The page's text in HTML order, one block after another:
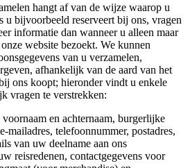
hangt af van de wijze waarop u
u bijvoorbeeld reserveert bij ons, vragen
informatie dan wanneer u alleen maar
website bezoekt. We kunnen
van u verzamelen,
afhankelijk van de aard van het
ons koopt; hieronder vindt u enkele
vragen te verstrekken:
en achternaam, burgerlijke
mailadres, telefoonnummer, postadres,
van uw deelname aan ons
reisredenen, contactgegevens voor